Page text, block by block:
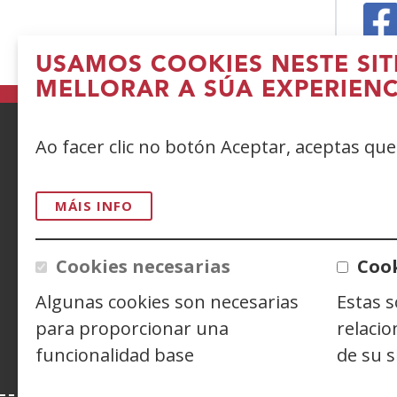
USAMOS COOKIES NESTE
MELLORAR A SÚA
Ao facer clic no botón Aceptar, aceptas
MÁIS INFO
Cookies necesarias
Algunas cookies son necesarias
para proporcionar una
funcionalidad base
Estas
de su
AVISO LEGAL
CONTACTO
nunha nunha
vent�
nova)nova)